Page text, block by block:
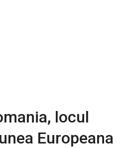
locul
Europeana